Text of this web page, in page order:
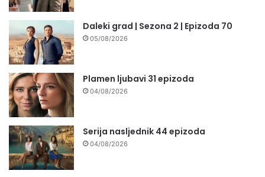
Daleki grad | Sezona 2 | Epizoda 70
05/08/2026
Plamen ljubavi 31 epizoda
04/08/2026
Serija nasljednik 44 epizoda
04/08/2026